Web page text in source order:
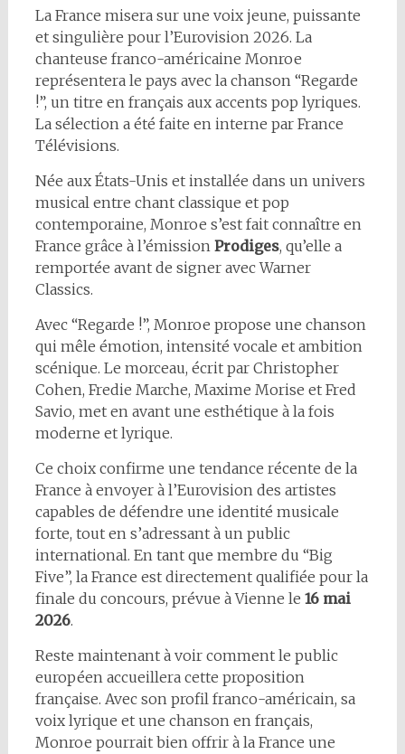
La France misera sur une voix jeune, puissante
et singulière pour l’Eurovision 2026. La
chanteuse franco-américaine Monroe
représentera le pays avec la chanson “Regarde
!”, un titre en français aux accents pop lyriques.
La sélection a été faite en interne par France
Télévisions.
Née aux États-Unis et installée dans un univers
musical entre chant classique et pop
contemporaine, Monroe s’est fait connaître en
France grâce à l’émission Prodiges, qu’elle a
remportée avant de signer avec Warner
Classics.
Avec “Regarde !”, Monroe propose une chanson
qui mêle émotion, intensité vocale et ambition
scénique. Le morceau, écrit par Christopher
Cohen, Fredie Marche, Maxime Morise et Fred
Savio, met en avant une esthétique à la fois
moderne et lyrique.
Ce choix confirme une tendance récente de la
France à envoyer à l’Eurovision des artistes
capables de défendre une identité musicale
forte, tout en s’adressant à un public
international. En tant que membre du “Big
Five”, la France est directement qualifiée pour la
finale du concours, prévue à Vienne le 16 mai
2026.
Reste maintenant à voir comment le public
européen accueillera cette proposition
française. Avec son profil franco-américain, sa
voix lyrique et une chanson en français,
Monroe pourrait bien offrir à la France une